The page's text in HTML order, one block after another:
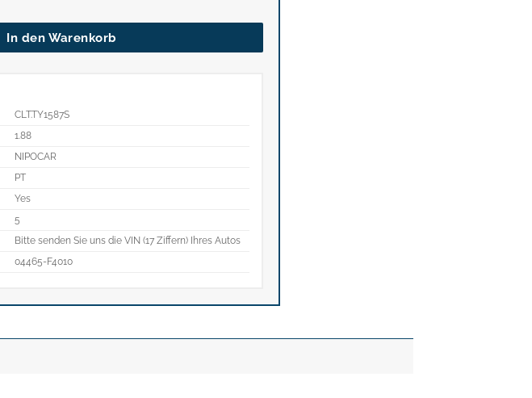
In den Warenkorb
CLT.TY1587S
1.88
NIPOCAR
PT
Yes
5
Bitte senden Sie uns die VIN (17 Ziffern) Ihres Autos
04465-F4010